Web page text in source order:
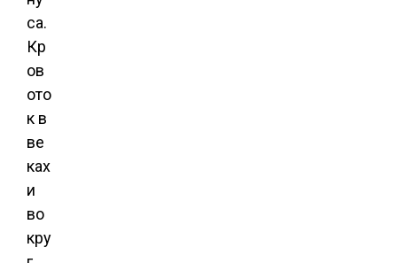
са.
Кр
ов
ото
к в
ве
ках
и
во
кру